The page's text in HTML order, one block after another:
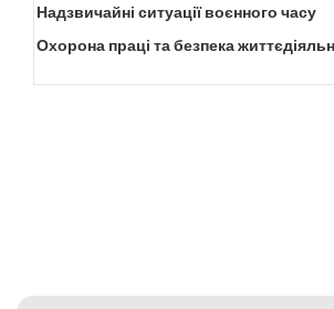
Надзвичайні ситуації воєнного часу
Охорона праці та безпека